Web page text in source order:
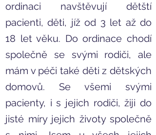
ordinaci navštěvují dětští
pacienti, děti, jíž od 3 let až do
18 let věku. Do ordinace chodí
společně se svými rodiči, ale
mám v péči také děti z dětských
domovů. Se všemi svými
pacienty, i s jejich rodiči, žiji do
jisté míry jejich životy společně